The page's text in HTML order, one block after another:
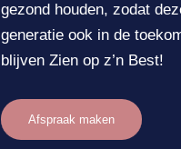
gezond houden, zodat
generatie ook in de
blijven Zien op z’n Best!
Afspraak maken